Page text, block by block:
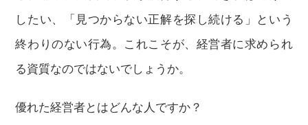
したい、「見つからない正解を探し続ける」という
終わりのない行為。これこそが、経営者に求められ
る資質なのではないでしょうか。
優れた経営者とはどんな人ですか？